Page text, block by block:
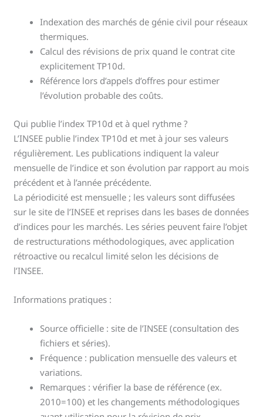
Indexation des marchés de génie civil pour réseaux
thermiques.
Calcul des révisions de prix quand le contrat cite
explicitement TP10d.
Référence lors d’appels d’offres pour estimer
l’évolution probable des coûts.
Qui publie l’index TP10d et à quel rythme ?
L’INSEE publie l’index TP10d et met à jour ses valeurs
régulièrement. Les publications indiquent la valeur
mensuelle de l’indice et son évolution par rapport au mois
précédent et à l’année précédente.
La périodicité est mensuelle ; les valeurs sont diffusées
sur le site de l’INSEE et reprises dans les bases de données
d’indices pour les marchés. Les séries peuvent faire l’objet
de restructurations méthodologiques, avec application
rétroactive ou recalcul limité selon les décisions de
l’INSEE.
Informations pratiques :
Source officielle : site de l’INSEE (consultation des
fichiers et séries).
Fréquence : publication mensuelle des valeurs et
variations.
Remarques : vérifier la base de référence (ex.
2010=100) et les changements méthodologiques